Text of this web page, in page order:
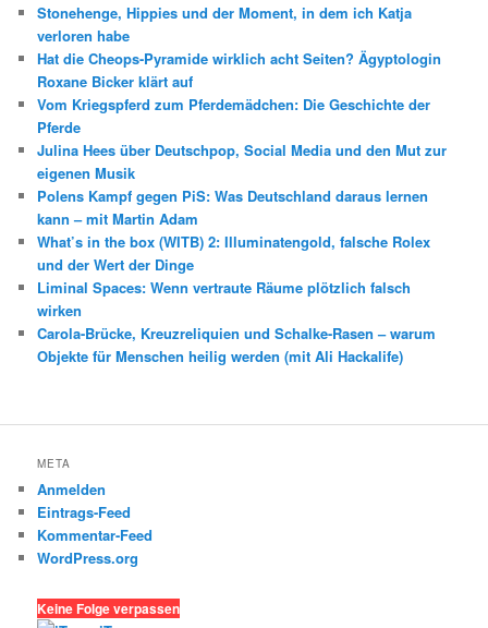
Stonehenge, Hippies und der Moment, in dem ich Katja
verloren habe
Hat die Cheops-Pyramide wirklich acht Seiten? Ägyptologin
Roxane Bicker klärt auf
Vom Kriegspferd zum Pferdemädchen: Die Geschichte der
Pferde
Julina Hees über Deutschpop, Social Media und den Mut zur
eigenen Musik
Polens Kampf gegen PiS: Was Deutschland daraus lernen
kann – mit Martin Adam
What’s in the box (WITB) 2: Illuminatengold, falsche Rolex
und der Wert der Dinge
Liminal Spaces: Wenn vertraute Räume plötzlich falsch
wirken
Carola-Brücke, Kreuzreliquien und Schalke-Rasen – warum
Objekte für Menschen heilig werden (mit Ali Hackalife)
META
Anmelden
Eintrags-Feed
Kommentar-Feed
WordPress.org
Keine Folge verpassen